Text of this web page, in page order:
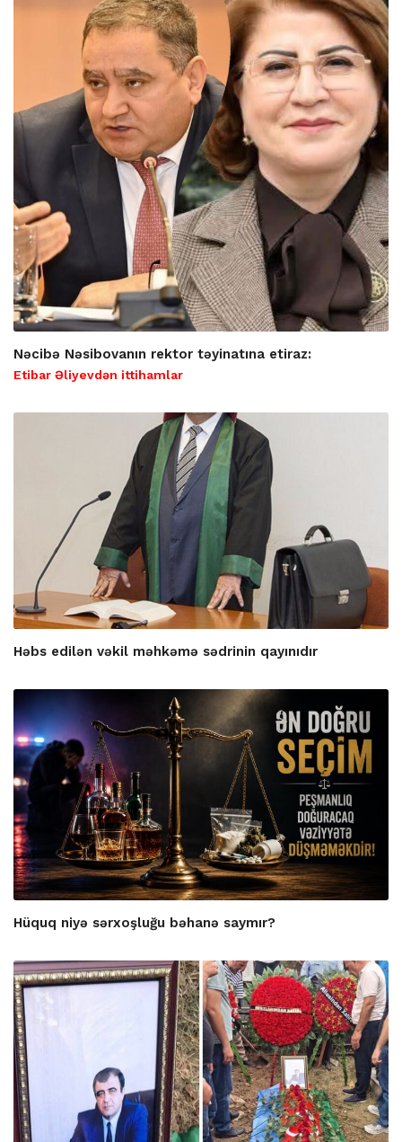
Nəcibə Nəsibovanın rektor təyinatına etiraz:
Etibar Əliyevdən ittihamlar
Həbs edilən vəkil məhkəmə sədrinin qayınıdır
Hüquq niyə sərxoşluğu bəhanə saymır?